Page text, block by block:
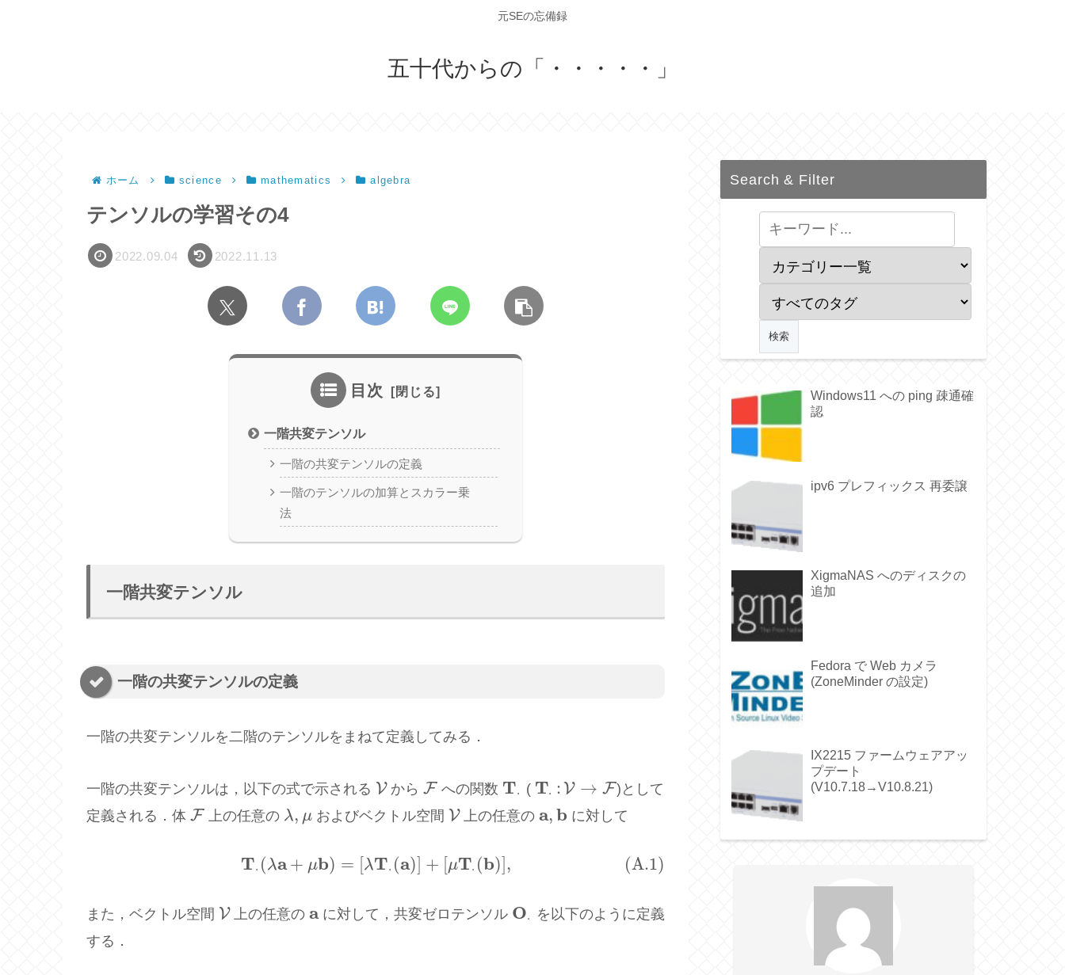
元SEの忘備録
五十代からの「・・・・・」
ホーム science mathematics algebra
テンソルの学習その4
2022.09.04 2022.11.13
目次
一階共変テンソル
一階の共変テンソルの定義
一階のテンソルの加算とスカラー乗
法
一階共変テンソル
一階の共変テンソルの定義
一階の共変テンソルを二階のテンソルをまねて定義してみる．
一階の共変テンソルは，以下の式で示される V
Vから F
F への関数 T⋅
T⋅ ( T⋅ : V → F
T⋅: V → F
)として
定義される．体 F
F 上の任意の λ, μ
λ,μ およびベクトル空間 V
V上の任意のa,b
a,b に対して
T⋅ (λa + μb) = λT⋅ (a) + μT⋅ (b) , (A.1)
(A.1) T⋅(λ a +μb )=[λT ⋅(a) +[μ T⋅(b) ,
また，ベクトル空間 V
V上の任意の a
aに対して，共変ゼロテンソル O⋅
O⋅
を以下のように定義
する．
Search & Filter
Windows11 への ping 疎通確
認
ipv6 プレフィックス 再委譲
XigmaNAS へのディスクの
追加
Fedora で Web カメラ
(ZoneMinder の設定)
IX2215 ファームウェアアッ
プデート
(V10.7.18→V10.8.21)